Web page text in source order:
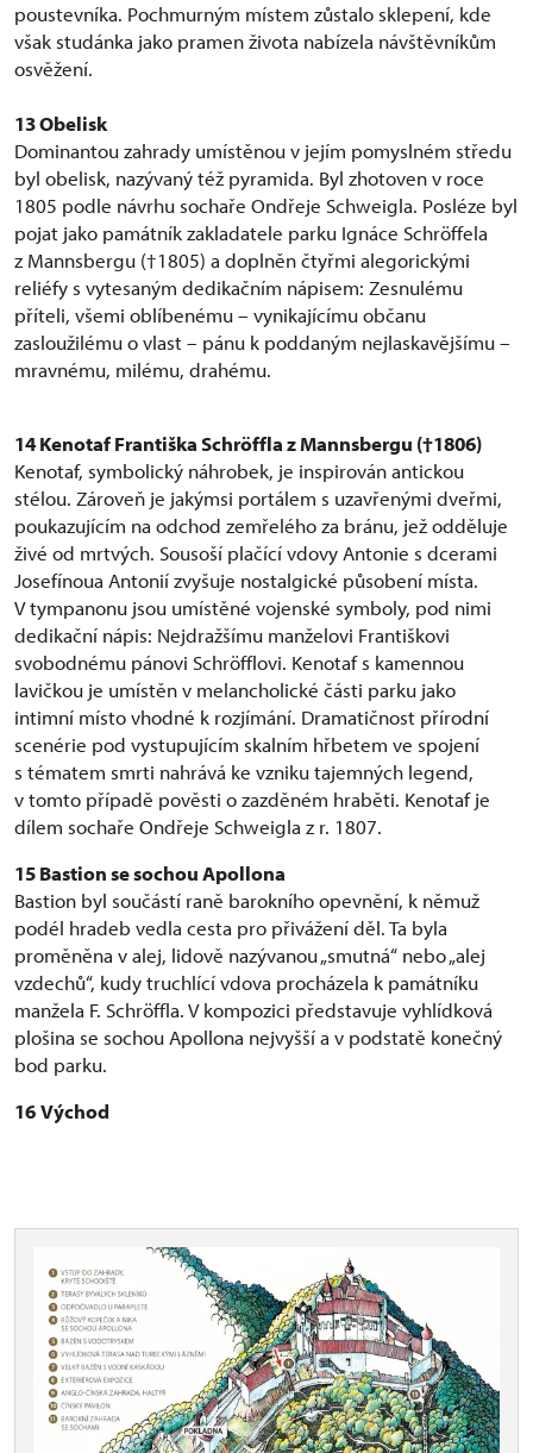
poustevníka. Pochmurným místem zůstalo sklepení, kde
však studánka jako pramen života nabízela návštěvníkům
osvěžení.
13Obelisk
Dominantou zahrady umístěnou v jejím pomyslném středu
byl obelisk, nazývaný též pyramida. Byl zhotoven v roce
1805 podle návrhu sochaře Ondřeje Schweigla. Posléze byl
pojat jako památník zakladatele parku Ignáce Schröffela
z Mannsbergu (†1805) a doplněn čtyřmi alegorickými
reliéfy s vytesaným dedikačním nápisem: Zesnulému
příteli, všemi oblíbenému – vynikajícímu občanu
zasloužilému o vlast – pánu k poddaným nejlaskavějšímu –
mravnému, milému, drahému.
14 Kenotaf Františka Schröffla z Mannsbergu (†1806)
Kenotaf, symbolický náhrobek, je inspirován antickou
stélou. Zároveň je jakýmsi portálem s uzavřenými dveřmi,
poukazujícím na odchod zemřelého za bránu, jež odděluje
živé od mrtvých. Sousoší plačící vdovy Antonie s dcerami
Josefínoua Antonií zvyšuje nostalgické působení místa.
V tympanonu jsou umístěné vojenské symboly, pod nimi
dedikační nápis: Nejdražšímu manželovi Františkovi
svobodnému pánovi Schröfflovi. Kenotaf s kamennou
lavičkou je umístěn v melancholické části parku jako
intimní místo vhodné k rozjímání. Dramatičnost přírodní
scenérie pod vystupujícím skalním hřbetem ve spojení
s tématem smrti nahrává ke vzniku tajemných legend,
v tomto případě pověsti o zazděném hraběti. Kenotaf je
dílem sochaře Ondřeje Schweigla z r. 1807.
15Bastion se sochou Apollona
Bastion byl součástí raně barokního opevnění, k němuž
podél hradeb vedla cesta pro přivážení děl. Ta byla
proměněna v alej, lidově nazývanou „smutná“ nebo „alej
vzdechů“, kudy truchlící vdova procházela k památníku
manžela F. Schröffla. V kompozici představuje vyhlídková
plošina se sochou Apollona nejvyšší a v podstatě konečný
bod parku.
16Východ